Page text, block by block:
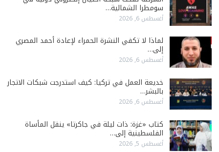
سومطرا الشمالية…
أغسطس 6, 2026
لماذا لا تكفي النشرة الحمراء لإعادة أحمد المصري
إلى…
أغسطس 6, 2026
خديعة العمل في تركيا: كيف استدرجت شبكات الاتجار
بالبشر…
أغسطس 6, 2026
كتاب «غزة: ذات ليلة في جاكرتا» ينقل المأساة
الفلسطينية إلى…
أغسطس 5, 2026